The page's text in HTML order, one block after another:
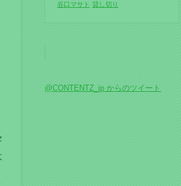
谷口マサト 貸し切り
@CONTENTZ_jp からのツイート